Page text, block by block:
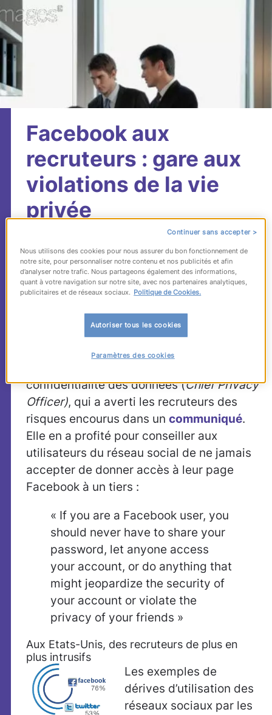
Facebook aux
recruteurs : gare aux
violations de la vie
privée
« Tout employeur qui chercherait à
accéder aux données privées d’un
candidat sur Facebook s’exposerait à des
poursuites juridiques ».Suite à de
nombreuses plaintes d’utilisateurs
réagissant aux pratiques de recruteurs
trop curieux, Facebook a pris position par
confidentialité des données (Chief Privacy
Officer), qui a averti les recruteurs des
risques encourus dans un communiqué.
Elle en a profité pour conseiller aux
utilisateurs du réseau social de ne jamais
accepter de donner accès à leur page
Facebook à un tiers :
« If you are a Facebook user, you
should never have to share your
password, let anyone access
your account, or do anything that
might jeopardize the security of
your account or violate the
privacy of your friends »
Aux Etats-Unis, des recruteurs de plus en
plus intrusifs
Les exemples de
dérives d’utilisation des
réseaux sociaux par les
Continuer sans accepter >
Nous utilisons des cookies pour nous assurer du bon fonctionnement de
notre site, pour personnaliser notre contenu et nos publicités et afin
d’analyser notre trafic. Nous partageons également des informations,
quant à votre navigation sur notre site, avec nos partenaires analytiques,
publicitaires et de réseaux sociaux. Politique de Cookies.
Autoriser tous les cookies
Paramètres des cookies